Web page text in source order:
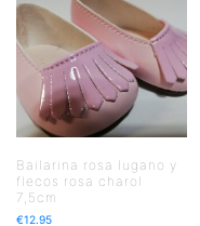
Bailarina rosa lugano y
flecos rosa charol
7,5cm
€12.95